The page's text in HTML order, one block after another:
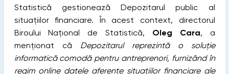
Statistică gestionează Depozitarul public al
situațiilor financiare. În acest context, directorul
Biroului Național de Statistică, Oleg Cara, a
menționat că Depozitarul reprezintă o soluție
informatică comodă pentru antreprenori, furnizând în
regim online datele aferente situațiilor financiare ale